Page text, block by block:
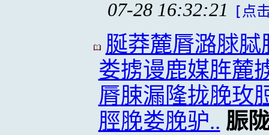
07-28 16:32:21 [点
脠莽麓脣潞脙
娄掳谩鹿媒脌麓
脣脨漏隆拢脕玫
脛脕娄脕驴.. 脤